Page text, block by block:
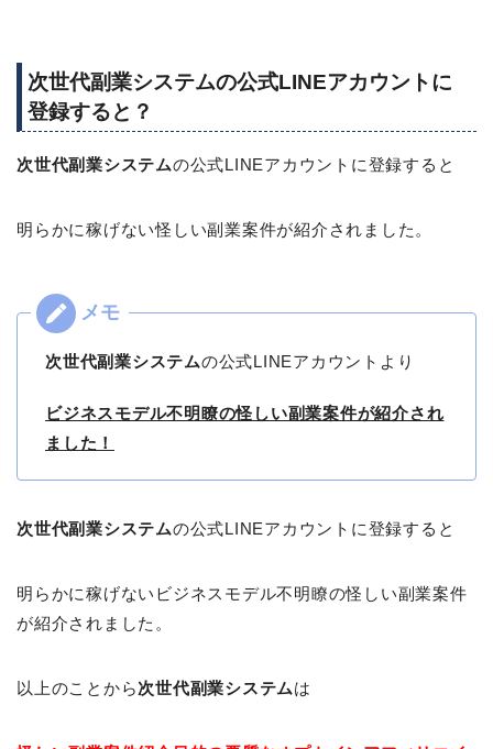
次世代副業システムの公式LINEアカウントに
登録すると？
次世代副業システムの公式LINEアカウントに登録すると
明らかに稼げない怪しい副業案件が紹介されました。
次世代副業システムの公式LINEアカウントより
ビジネスモデル不明瞭の怪しい副業案件が紹介され
ました！
次世代副業システムの公式LINEアカウントに登録すると
明らかに稼げないビジネスモデル不明瞭の怪しい副業案件
が紹介されました。
以上のことから次世代副業システムは